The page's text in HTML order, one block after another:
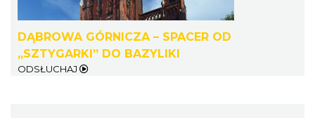
DĄBROWA GÓRNICZA – SPACER OD
„SZTYGARKI” DO BAZYLIKI
ODSŁUCHAJ